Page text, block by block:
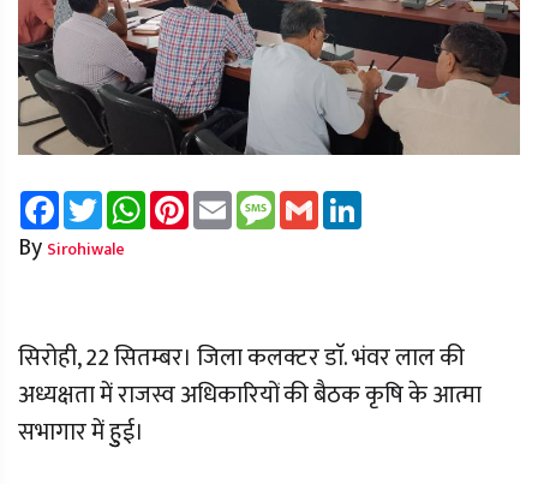
FacebookTwitterWhatsAppPinterest
Email Message
Gmail
By Sirohiwale
सिरोही, 22 सितम्बर। जिला कलक्टर डाॅ. भंवर लाल की
अध्यक्षता में राजस्व अधिकारियों की बैठक कृषि के आत्मा
सभागार में हुुई।